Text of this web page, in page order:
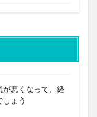
が悪くなって、経
ょう